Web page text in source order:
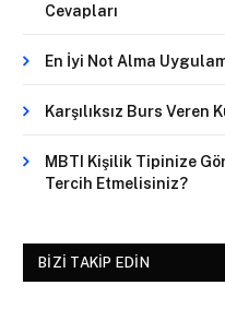
Cevapları
En İyi Not Alma
Karşılıksız Burs Veren
MBTI Kişilik Tipinize
Tercih Etmelisiniz?
BIZI TAKIP EDIN